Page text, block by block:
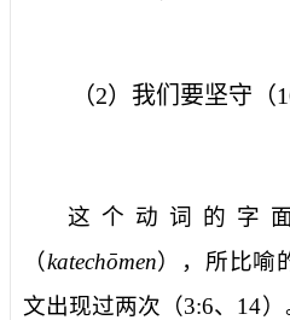
（2）我们要坚守（
这个动词的字
（katechomen），所比喻
文出现过两次（3:6、 14